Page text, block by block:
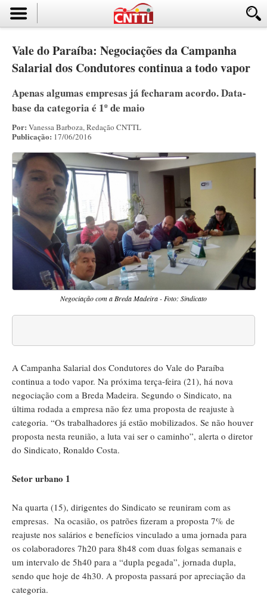
Vale do Paraíba: Negociações da Campanha
Salarial dos Condutores continua a todo vapor
Apenas algumas empresas já fecharam acordo. Data-
base da categoria é 1º de maio
Por: Vanessa Barboza, Redação CNTTL
Publicação: 17/06/2016
Negociação com a Breda Madeira - Foto: Sindicato
A Campanha Salarial dos Condutores do Vale do Paraíba
continua a todo vapor. Na próxima terça-feira (21), há nova
negociação com a Breda Madeira. Segundo o Sindicato, na
última rodada a empresa não fez uma proposta de reajuste à
categoria. “Os trabalhadores já estão mobilizados. Se não houver
proposta nesta reunião, a luta vai ser o caminho”, alerta o diretor
do Sindicato, Ronaldo Costa.
Setor urbano 1
Na quarta (15), dirigentes do Sindicato se reuniram com as
empresas. Na ocasião, os patrões fizeram a proposta 7% de
reajuste nos salários e benefícios vinculado a uma jornada para
os colaboradores 7h20 para 8h48 com duas folgas semanais e
um intervalo de 5h40 para a “dupla pegada”, jornada dupla,
sendo que hoje de 4h30. A proposta passará por apreciação da
categoria.